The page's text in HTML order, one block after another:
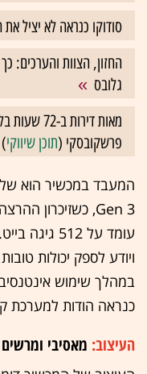
סודוקו כנראה לא יציל
החזון, הצוות והערכים:
גלובס
מאות
פרשקובסקי (תוכן שיווקי)
עומד על
ויודע לספק יכולות
במהלך שימוש
כנראה הודות למערכת
העיצוב: מאסיבי ומרשים